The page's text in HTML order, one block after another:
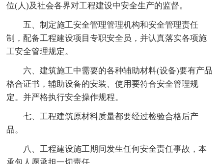
位(人)及社会各界对工程建设中安全生产的监督。
五、制定施工安全管理管理机构和安全管理责任
制，配备工程建设项目专职安全员，并认真落实各项施
工安全管理规定。
六、建筑施工中需要的各种辅助材料(设备)要有产品
格合证书，辅助设备的安装、使用要符合安全管理规
定。并严格执行安全操作规程。
七、工程建筑原材料质量都要经过检验合格后产
品。
八、工程建设施工期间发生任何安全责任事故，本
承包人愿承担一切责任。